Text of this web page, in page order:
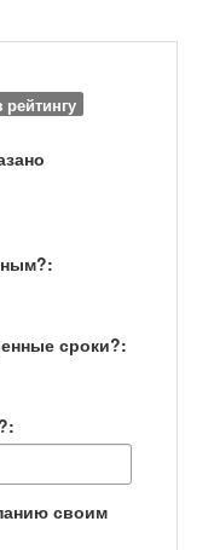
рейтингу
сроки?:
своим